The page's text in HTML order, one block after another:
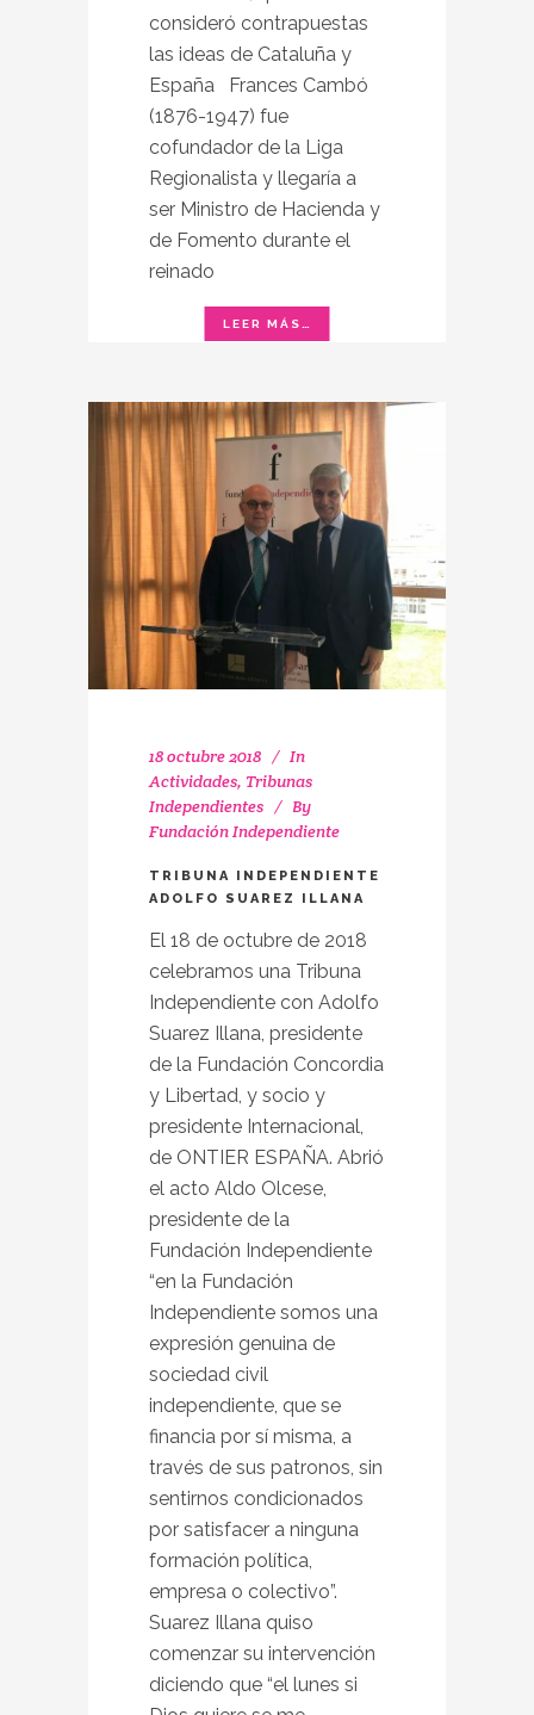
consideró contrapuestas
las ideas de Cataluña y
España Frances Cambó
(1876-1947) fue
cofundador de la Liga
Regionalista y llegaría a
ser Ministro de Hacienda y
de Fomento durante el
reinado
18 octubre 2018
In
Actividades, Tribunas
Independientes
By
Fundación Independiente
TRIBUNA INDEPENDIENTE
ADOLFO SUAREZ ILLANA
El 18 de octubre de 2018
celebramos una Tribuna
Independiente con Adolfo
Suarez Illana, presidente
de la Fundación Concordia
y Libertad, y socio y
presidente Internacional,
de ONTIER ESPAÑA. Abrió
el acto Aldo Olcese,
presidente de la
Fundación Independiente
“en la Fundación
Independiente somos una
expresión genuina de
sociedad civil
independiente, que se
financia por sí misma, a
través de sus patronos, sin
sentirnos condicionados
por satisfacer a ninguna
formación política,
empresa o colectivo”.
Suarez Illana quiso
comenzar su intervención
diciendo que “el lunes si